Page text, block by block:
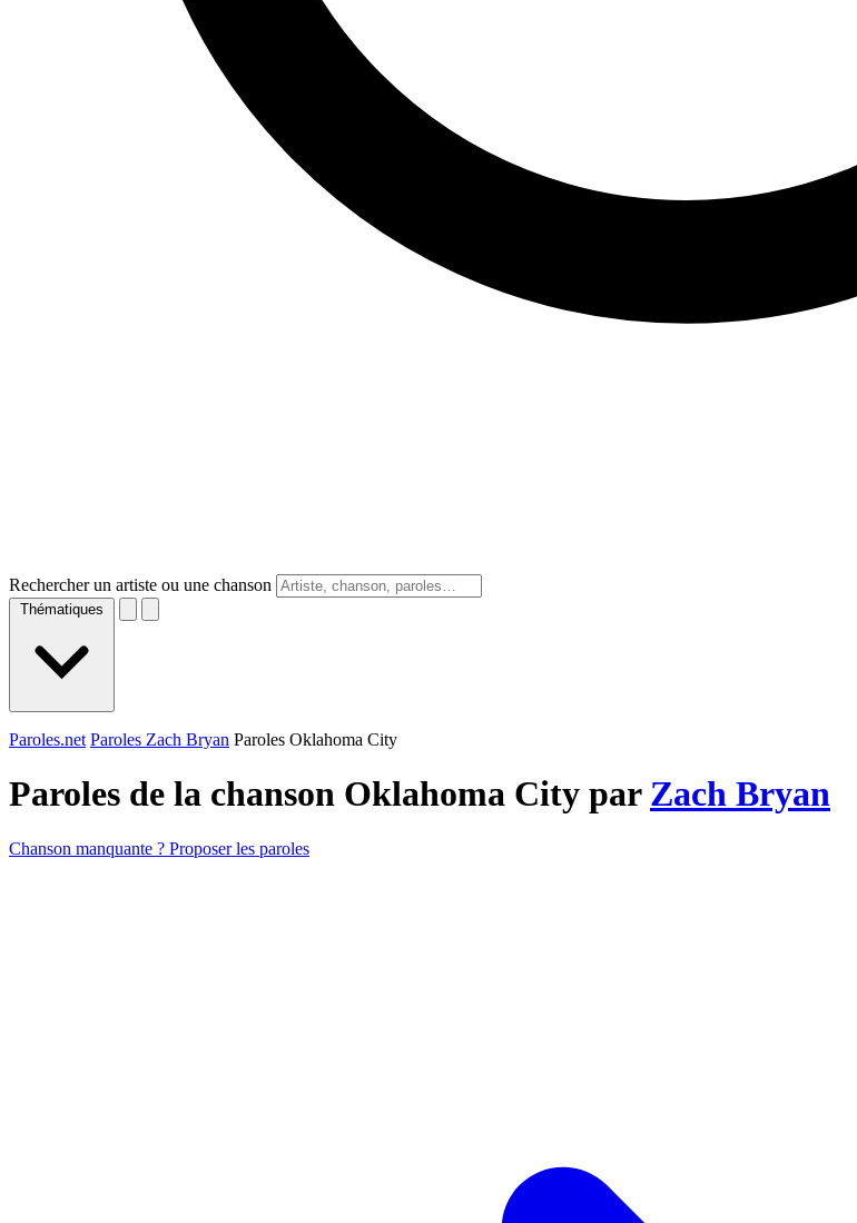
Rechercher un artiste ou une chanson
Thématiques
Paroles.net Paroles Zach Bryan Paroles Oklahoma City
Paroles de la chanson Oklahoma City par Zach Bryan
Chanson manquante ? Proposer les paroles